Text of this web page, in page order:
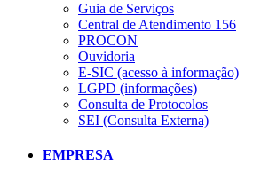
Guia de Serviços
Central de Atendimento 156
PROCON
Ouvidoria
E-SIC (acesso à informação)
LGPD (informações)
Consulta de Protocolos
SEI (Consulta Externa)
EMPRESA